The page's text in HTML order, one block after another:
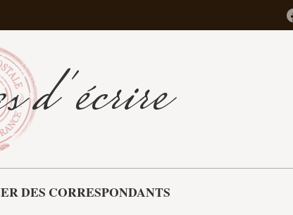
d'écrire
DES CORRESPONDANTS